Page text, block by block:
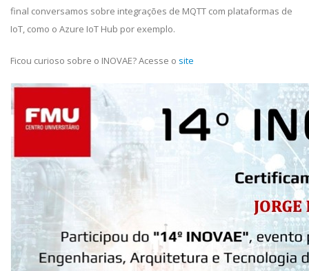
final conversamos sobre integrações de MQTT com plataformas de
IoT, como o Azure IoT Hub por exemplo.
Ficou curioso sobre o INOVAE? Acesse o site